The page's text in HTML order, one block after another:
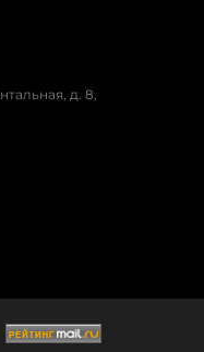
д. 8,